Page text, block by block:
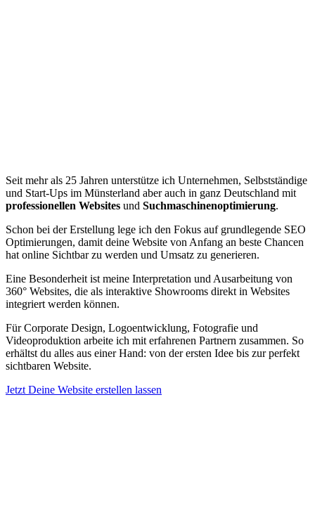
Seit mehr als 25 Jahren unterstütze ich Unternehmen, Selbstständige
und Start-Ups im Münsterland aber auch in ganz Deutschland mit
professionellen Websites und Suchmaschinenoptimierung.
Schon bei der Erstellung lege ich den Fokus auf grundlegende SEO
Optimierungen, damit deine Website von Anfang an beste Chancen
hat online Sichtbar zu werden und Umsatz zu generieren.
Eine Besonderheit ist meine Interpretation und Ausarbeitung von
360° Websites, die als interaktive Showrooms direkt in Websites
integriert werden können.
Für Corporate Design, Logoentwicklung, Fotografie und
Videoproduktion arbeite ich mit erfahrenen Partnern zusammen. So
erhältst du alles aus einer Hand: von der ersten Idee bis zur perfekt
sichtbaren Website.
Jetzt Deine Website erstellen lassen